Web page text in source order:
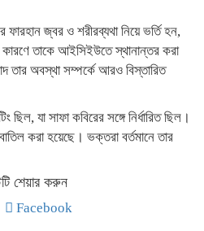
জ্বর ও শরীরব্যথা নিয়ে ভর্তি হন,
তাকে আইসিইউতে স্থানান্তর করা
তার অবস্থা সম্পর্কে আরও বিস্তারিত
যা সাফা কবিরের সঙ্গে নির্ধারিত ছিল।
করা হয়েছে। ভক্তরা বর্তমানে তার
শেয়ার করুন
Facebook